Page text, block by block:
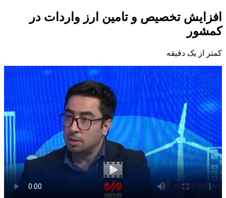
افزایش تخصیص و تامین ارز واردات در
کمشور
کمتر از یک دقیقه